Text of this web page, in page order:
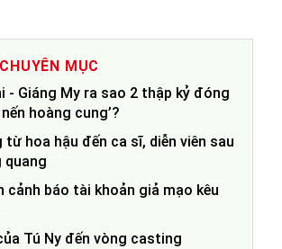
MỤC
- Giáng My ra sao 2 thập kỷ đóng
hoàng cung’?
từ hoa hậu đến ca sĩ, diễn viên sau
quang
cảnh báo tài khoản giả mạo kêu
Tú Ny đến vòng casting